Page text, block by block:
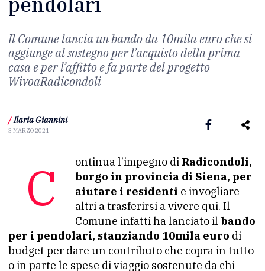
Il Comune lancia un bando da 10mila euro che si
aggiunge al sostegno per l’acquisto della prima
casa e per l’affitto e fa parte del progetto
WivoaRadicondoli
/ Ilaria Giannini
3 MARZO 2021
Continua l’impegno di Radicondoli,
borgo in provincia di Siena, per
aiutare i residenti e invogliare
altri a trasferirsi a vivere qui. Il
Comune infatti ha lanciato il bando
per i pendolari, stanziando 10mila euro di
budget per dare un contributo che copra in tutto
o in parte le spese di viaggio sostenute da chi